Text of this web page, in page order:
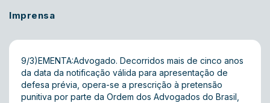
Imprensa
9/3)EMENTA:Advogado. Decorridos mais de cinco anos
da data da notificação válida para apresentação de
defesa prévia, opera-se a prescrição à pretensão
punitiva por parte da Ordem dos Advogados do Brasil,